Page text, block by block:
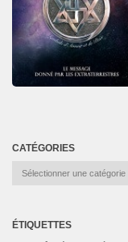
CATÉGORIES
Catégories
ÉTIQUETTES